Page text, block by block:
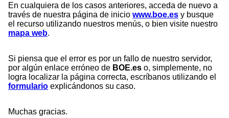
En cualquiera de los casos anteriores, acceda de nuevo a
través de nuestra página de inicio www.boe.es y busque
el recurso utilizando nuestros menús, o bien visite nuestro
mapa web.
Si piensa que el error es por un fallo de nuestro servidor,
por algún enlace erróneo de BOE.es o, simplemente, no
logra localizar la página correcta, escríbanos utilizando el
formulario explicándonos su caso.
Muchas gracias.